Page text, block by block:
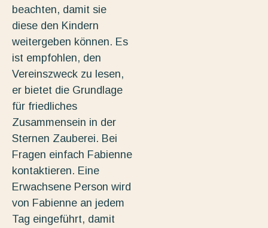
beachten, damit sie
diese den Kindern
weitergeben können. Es
ist empfohlen, den
Vereinszweck zu lesen,
er bietet die Grundlage
für friedliches
Zusammensein in der
Sternen Zauberei. Bei
Fragen einfach Fabienne
kontaktieren. Eine
Erwachsene Person wird
von Fabienne an jedem
Tag eingeführt, damit